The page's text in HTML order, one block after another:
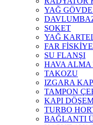
YAĞ
SOKET
YAĞ
FAR
SU FLANŞI
HAVA ALMA
TAKOZU
IZGARA
TAMPON
KAPI
TURBO
BAĞLANTI